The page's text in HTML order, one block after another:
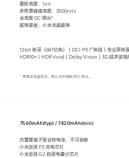
最低亮度：1nit
多场景峰值亮度：3500nits
全亮度 DC 调光*
玻璃盖板：小米龙晶玻璃
12bit 色深（687亿色）｜DCI-P3 广色域｜专业原色
HDR10+丨HDR Vivid｜Dolby Vision｜3D 超声波指
* 屏幕全亮度区间，默认支持单脉冲DC调光。
内置锂离子聚合物电池，不可拆卸
小米澎湃 P3 充电芯片
小米澎湃 G2 自研电量计芯片
7560mAh(typ) / 7420mAh(min)